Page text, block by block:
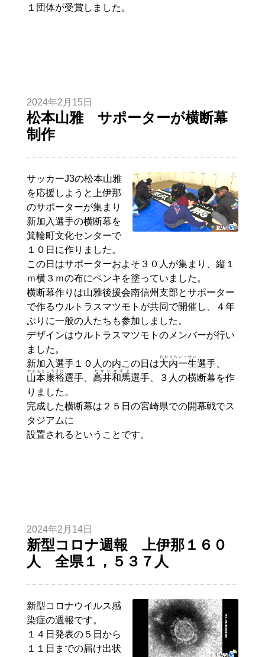
１団体が受賞しました。
2024年2月15日
松本山雅 サポーターが横断幕
制作
サッカーJ3の松本山雅
を応援しようと上伊那
のサポーターが集まり
新加入選手の横断幕を
箕輪町文化センターで
１０日に作りました。
この日はサポーターおよそ３０人が集まり、縦１
ｍ横３ｍの布にペンキを塗っていました。
横断幕作りは山雅後援会南信州支部とサポーター
で作るウルトラスマツモトが共同で開催し、４年
ぶりに一般の人たちも参加しました。
デザインはウルトラスマツモトのメンバーが行い
ました。
新加入選手１０人の内この日は大内
おおうち
一生
いっせい
選手、
山本
やまもと
康
こう
裕
すけ
選手、高井
たかい
和馬
かずま
選手、３人の横断幕を作
りました。
完成した横断幕は２５日の宮崎県での開幕戦でス
タジアムに
設置されるということです。
2024年2月14日
新型コロナ週報 上伊那１６０
人 全県１，５３７人
新型コロナウイルス感
染症の週報です。
１４日発表の５日から
１１日までの届け出状